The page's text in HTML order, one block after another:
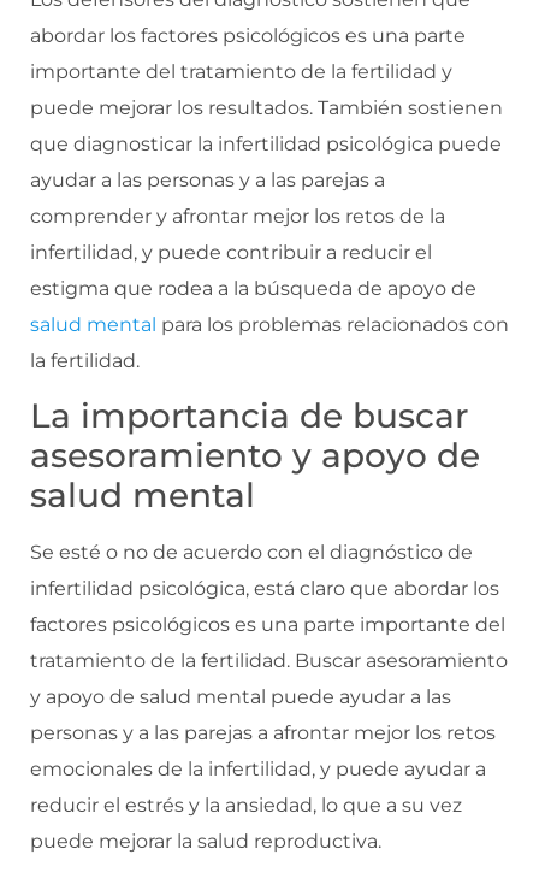
abordar los factores psicológicos es una parte
importante del tratamiento de la fertilidad y
puede mejorar los resultados. También sostienen
que diagnosticar la infertilidad psicológica puede
ayudar a las personas y a las parejas a
comprender y afrontar mejor los retos de la
infertilidad, y puede contribuir a reducir el
estigma que rodea a la búsqueda de apoyo de
salud mental para los problemas relacionados con
la fertilidad.
La importancia de buscar
asesoramiento y apoyo de
salud mental
Se esté o no de acuerdo con el diagnóstico de
infertilidad psicológica, está claro que abordar los
factores psicológicos es una parte importante del
tratamiento de la fertilidad. Buscar asesoramiento
y apoyo de salud mental puede ayudar a las
personas y a las parejas a afrontar mejor los retos
emocionales de la infertilidad, y puede ayudar a
reducir el estrés y la ansiedad, lo que a su vez
puede mejorar la salud reproductiva.